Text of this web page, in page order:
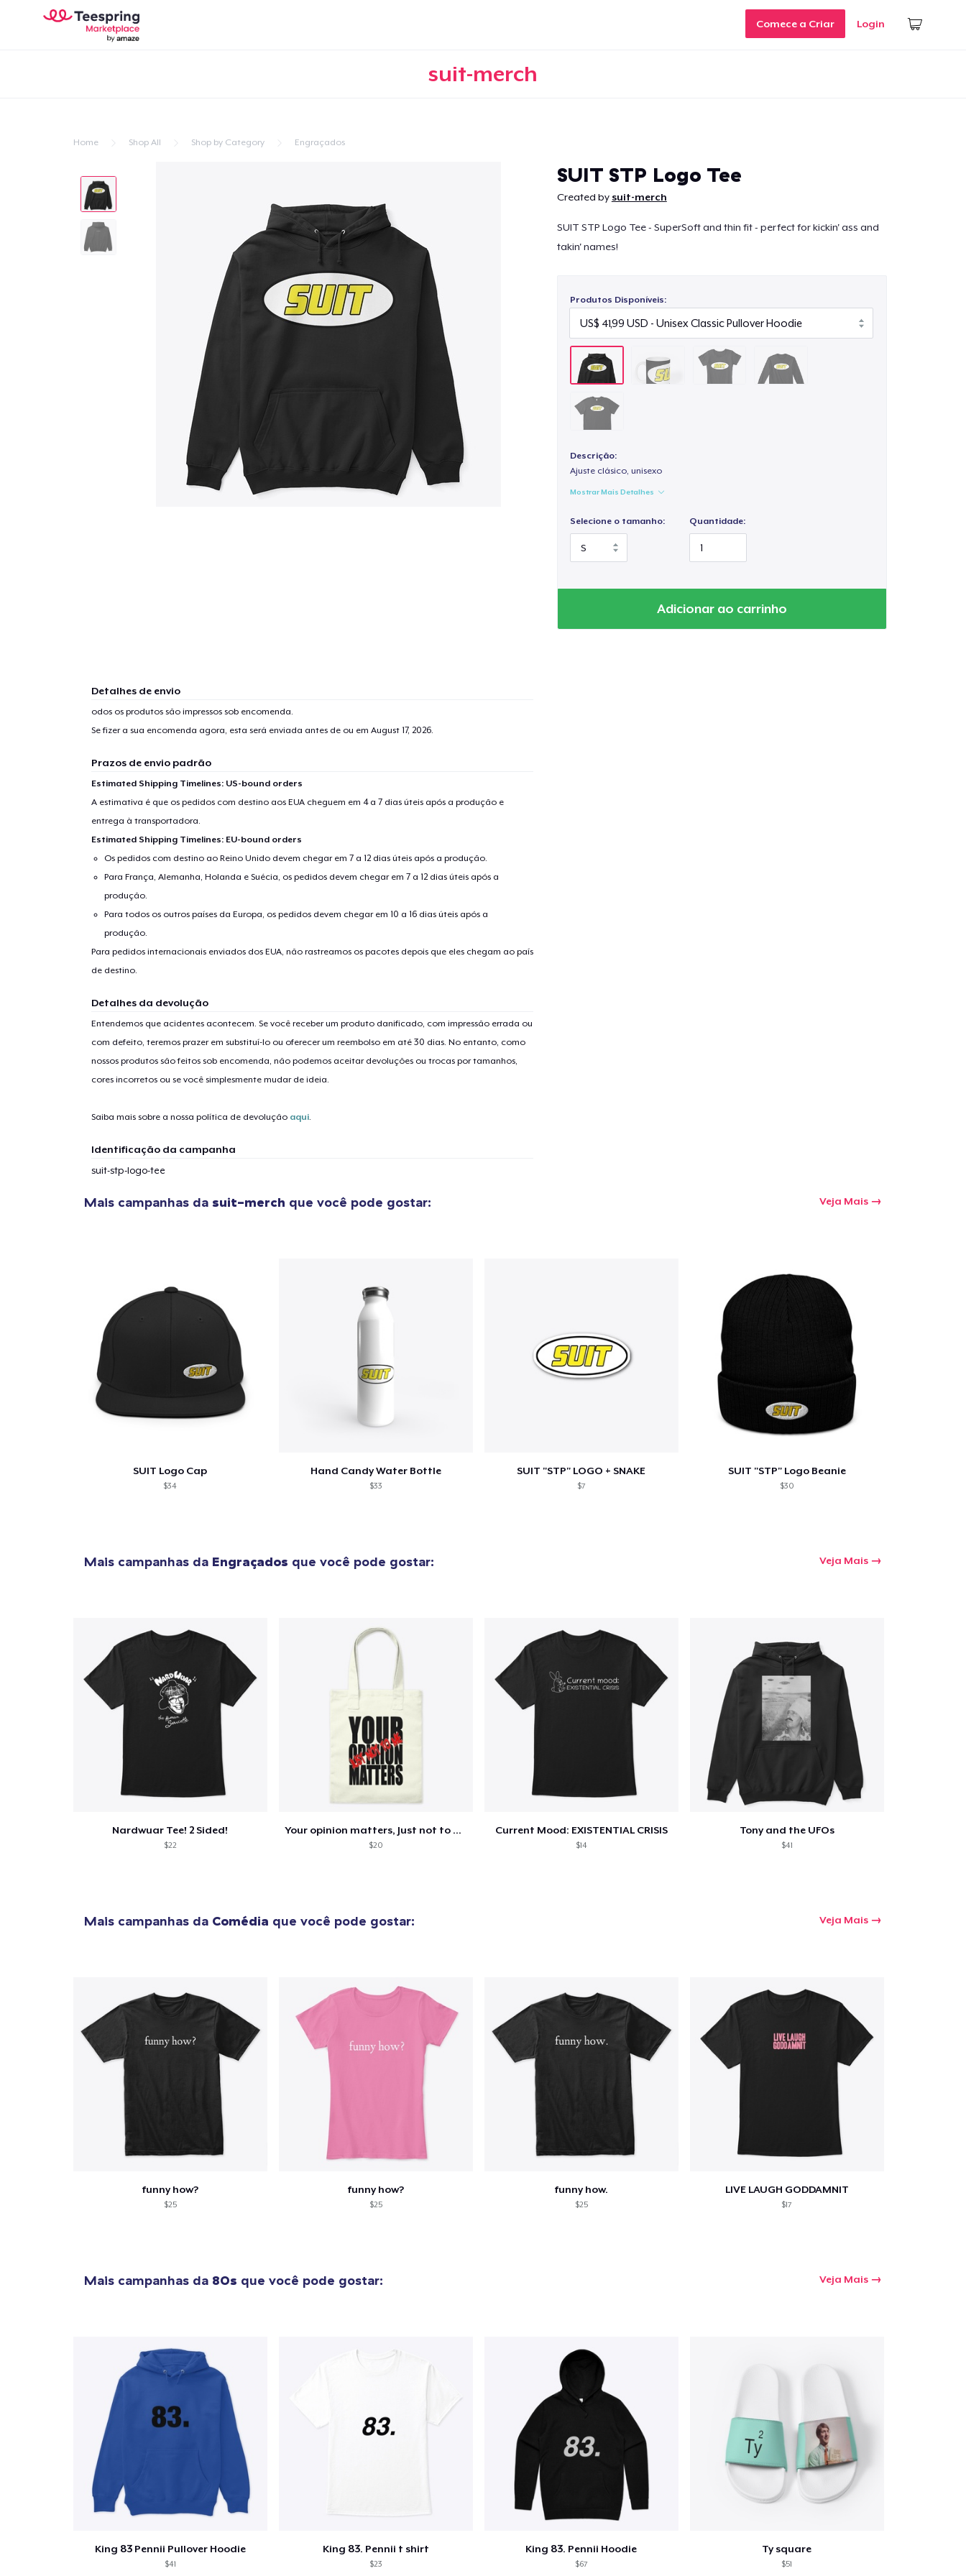
Comece a Criar Login
suit-merch
Home Shop All Shop by Category Engraçados
SUIT STP Logo Tee
Created by suit-merch
SUIT STP Logo Tee - SuperSoft and thin fit - perfect for kickin' ass and
takin' names!
Produtos Disponíveis:
Descrição:
Ajuste clásico, unisexo
Mostrar Mais Detalhes
Selecione o tamanho: Quantidade:
Adicionar ao carrinho
Detalhes de envio
odos os produtos são impressos sob encomenda.
Se fizer a sua encomenda agora, esta será enviada antes de ou em August 17, 2026.
Prazos de envio padrão
Estimated Shipping Timelines: US-bound orders
A estimativa é que os pedidos com destino aos EUA cheguem em 4 a 7 dias úteis após a produção e
entrega à transportadora.
Estimated Shipping Timelines: EU-bound orders
Os pedidos com destino ao Reino Unido devem chegar em 7 a 12 dias úteis após a produção.
Para França, Alemanha, Holanda e Suécia, os pedidos devem chegar em 7 a 12 dias úteis após a
produção.
Para todos os outros países da Europa, os pedidos devem chegar em 10 a 16 dias úteis após a
produção.
Para pedidos internacionais enviados dos EUA, não rastreamos os pacotes depois que eles chegam ao país
de destino.
Detalhes da devolução
Entendemos que acidentes acontecem. Se você receber um produto danificado, com impressão errada ou
com defeito, teremos prazer em substituí-lo ou oferecer um reembolso em até 30 dias. No entanto, como
nossos produtos são feitos sob encomenda, não podemos aceitar devoluções ou trocas por tamanhos,
cores incorretos ou se você simplesmente mudar de ideia.
Saiba mais sobre a nossa política de devolução aqui.
Identificação da campanha
suit-stp-logo-tee
Mais campanhas da suit-merch que você pode gostar: Veja Mais
SUIT Logo Cap
$34
Hand Candy Water Bottle
$33
SUIT "STP" LOGO + SNAKE
$7
SUIT "STP" Logo Beanie
$30
Mais campanhas da Engraçados que você pode gostar: Veja Mais
Nardwuar Tee! 2 Sided!
$22
Your opinion matters, Just not to me!
$20
Current Mood: EXISTENTIAL CRISIS
$14
Tony and the UFOs
$41
Mais campanhas da Comédia que você pode gostar: Veja Mais
funny how?
$25
funny how?
$25
funny how.
$25
LIVE LAUGH GODDAMNIT
$17
Mais campanhas da 80s que você pode gostar: Veja Mais
King 83 Pennii Pullover Hoodie
$41
King 83. Pennii t shirt
$23
King 83. Pennii Hoodie
$67
Ty square
$51
artigo adicionado ao Carrinho Ir para o carrinho
Seguir para a Finalização da
Compra
Continuar Comprando
US$ 41,99
Women's Comfort Tee
US$ 28,99
US$ 33,99